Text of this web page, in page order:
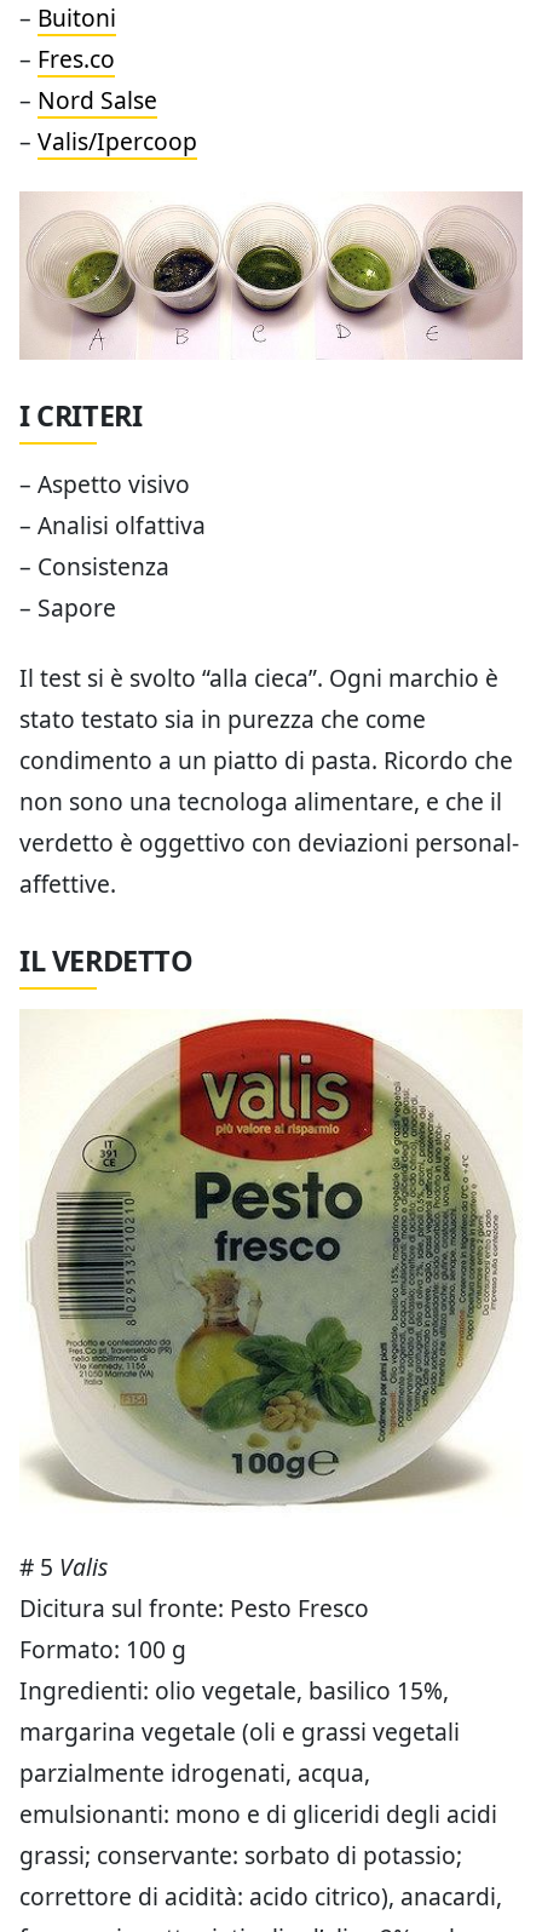
– Buitoni
– Fres.co
– Nord Salse
– Valis/Ipercoop
I CRITERI
– Aspetto visivo
– Analisi olfattiva
– Consistenza
– Sapore
Il test si è svolto “alla cieca”. Ogni marchio è
stato testato sia in purezza che come
condimento a un piatto di pasta. Ricordo che
non sono una tecnologa alimentare, e che il
verdetto è oggettivo con deviazioni personal-
affettive.
IL VERDETTO
# 5 Valis
Dicitura sul fronte: Pesto Fresco
Formato: 100 g
Ingredienti: olio vegetale, basilico 15%,
margarina vegetale (oli e grassi vegetali
parzialmente idrogenati, acqua,
emulsionanti: mono e di gliceridi degli acidi
grassi; conservante: sorbato di potassio;
correttore di acidità: acido citrico), anacardi,